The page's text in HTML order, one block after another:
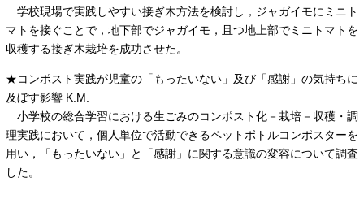
学校現場で実践しやすい接ぎ木方法を検討し，ジャガイモにミニト
マトを接ぐことで，地下部でジャガイモ，且つ地上部でミニトマトを
収穫する接ぎ木栽培を成功させた。
★コンポスト実践が児童の「もったいない」及び「感謝」の気持ちに
及ぼす影響 K.M.
小学校の総合学習における生ごみのコンポスト化－栽培－収穫・調
理実践において，個人単位で活動できるペットボトルコンポスターを
用い，「もったいない」と「感謝」に関する意識の変容について調査
した。